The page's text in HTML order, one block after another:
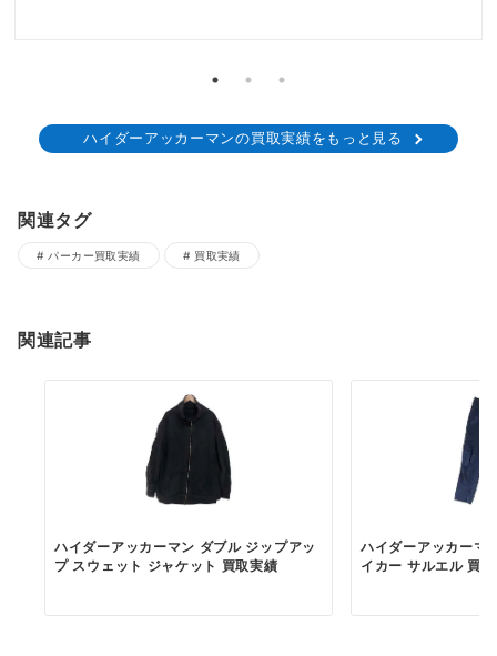
ハイダーアッカーマンの買取実績をもっと見る
関連タグ
パーカー買取実績 買取実績
関連記事
ハイダーアッカーマン ダブル ジップアッ
プ スウェット ジャケット 買取実績
ハイダーアッカーマ
イカー サルエル 買